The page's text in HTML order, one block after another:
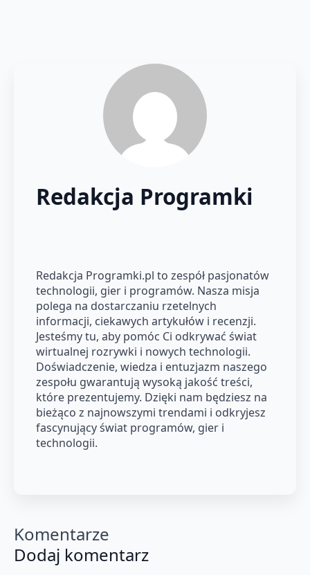
Redakcja Programki
Redakcja Programki.pl to zespół pasjonatów
technologii, gier i programów. Nasza misja
polega na dostarczaniu rzetelnych
informacji, ciekawych artykułów i recenzji.
Jesteśmy tu, aby pomóc Ci odkrywać świat
wirtualnej rozrywki i nowych technologii.
Doświadczenie, wiedza i entuzjazm naszego
zespołu gwarantują wysoką jakość treści,
które prezentujemy. Dzięki nam będziesz na
bieżąco z najnowszymi trendami i odkryjesz
fascynujący świat programów, gier i
technologii.
Komentarze
Dodaj komentarz